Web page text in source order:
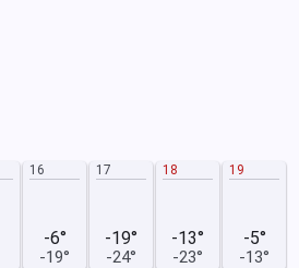
16
-6°
-19°
17
-19°
-24°
18
-13°
-23°
19
-5°
-13°